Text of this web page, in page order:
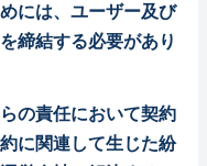
には、ユーザー及び
締結する必要があり
の責任において契約
に関連して生じた紛